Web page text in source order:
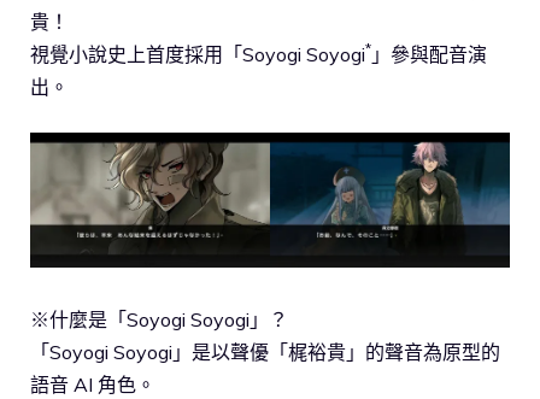
貴！
視覺小說史上首度採用「Soyogi Soyogi* 」參與配音演
出。
※什麼是「Soyogi Soyogi」？
「Soyogi Soyogi」是以聲優「梶裕貴」的聲音為原型的
語音 AI 角色。